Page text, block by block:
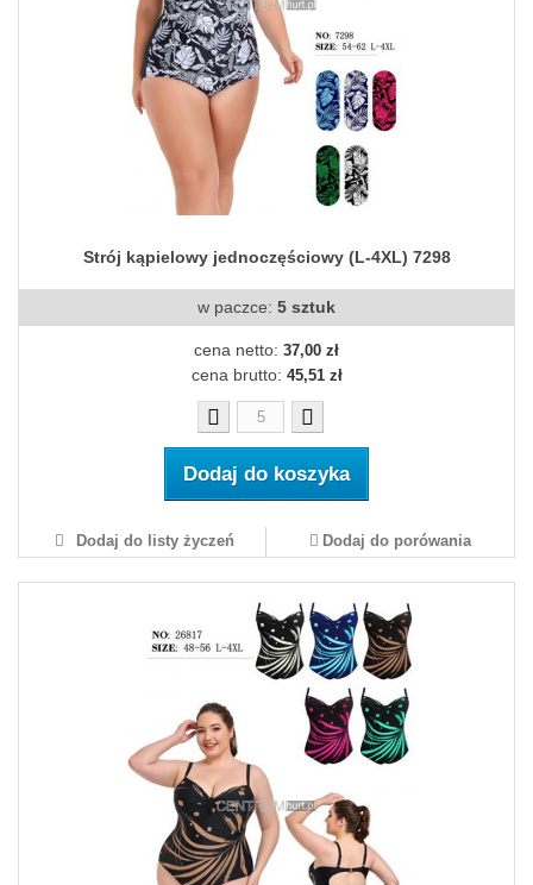
Strój kąpielowy jednoczęściowy (L-4XL) 7298
w paczce: 5 sztuk
cena netto: 37,00 zł
cena brutto: 45,51 zł
Dodaj do koszyka
Dodaj do listy życzeń Dodaj do porówania